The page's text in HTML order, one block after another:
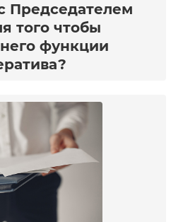
Председателем
того чтобы
функции